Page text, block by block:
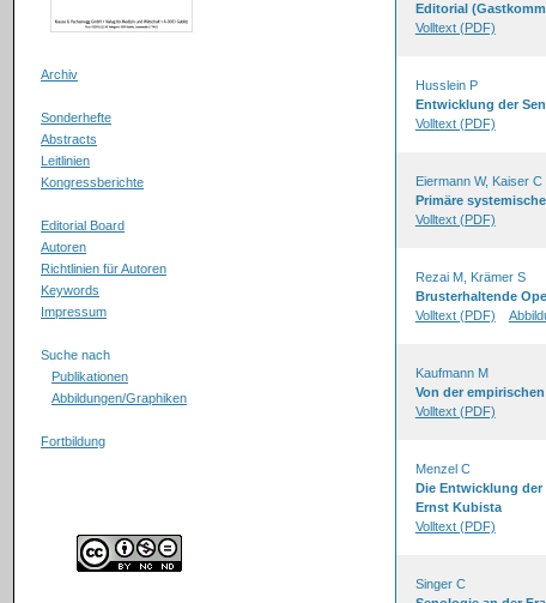
Archiv
Sonderhefte
Abstracts
Leitlinien
Kongressberichte
Editorial Board
Autoren
Richtlinien für Autoren
Keywords
Impressum
Suche nach
Publikationen
Abbildungen/Graphiken
Fortbildung
Editorial
Volltext (PDF)
Husslein P
Entwicklung der
Volltext (PDF)
Eiermann W, Kaiser C
Primäre
Volltext (PDF)
Rezai M, Krämer S
Brusterhaltende
Volltext (PDF)
Kaufmann M
Von der
Volltext (PDF)
Menzel C
Die Entwicklung
Ernst Kubista
Volltext (PDF)
Singer C